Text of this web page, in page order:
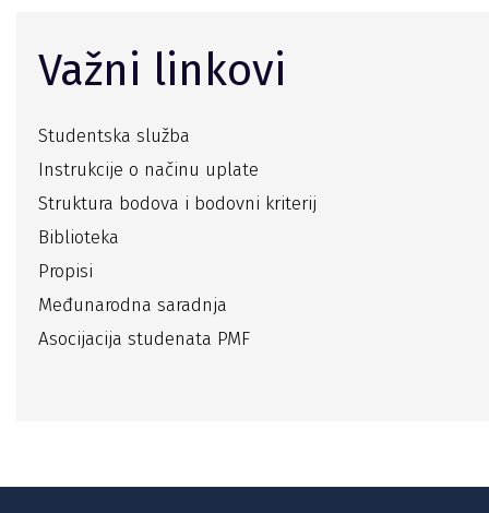
Važni linkovi
Studentska služba
Instrukcije o načinu uplate
Struktura bodova i bodovni kriterij
Biblioteka
Propisi
Međunarodna saradnja
Asocijacija studenata PMF